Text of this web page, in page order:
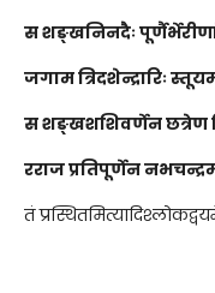
स शङ्खनिनदैः
जगाम त्रिदशेन्द्रारिः
स शङ्खशशिवर्णेन छत्रेण
रराज प्रतिपूर्णेन
तं